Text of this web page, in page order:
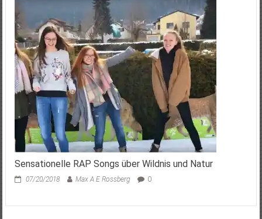
Sensationelle RAP Songs über Wildnis und Natur
07/20/2018 Max A E Rossberg 0